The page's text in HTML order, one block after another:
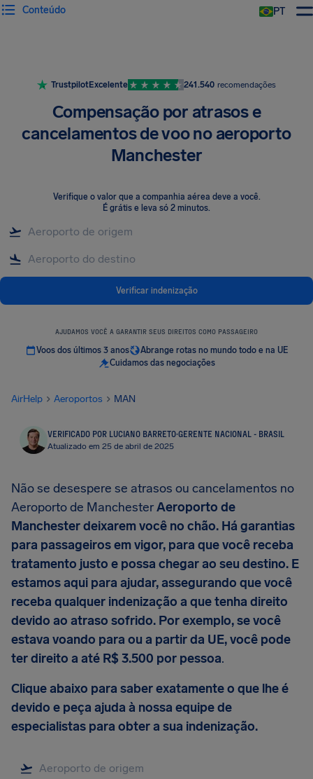
PT
Conteúdo
TrustpilotExcelente 241.540 recomendações
Compensação por atrasos e
cancelamentos de voo no aeroporto
Manchester
Verifique o valor que a companhia aérea deve a você.
É grátis e leva só 2 minutos.
Verificar indenização
AJUDAMOS VOCÊ A GARANTIR SEUS DIREITOS COMO PASSAGEIRO
Voos dos últimos 3 anos
Abrange rotas no mundo todo e na UE
Cuidamos das negociações
AirHelp Aeroportos MAN
VERIFICADO POR LUCIANO BARRETO·GERENTE NACIONAL - BRASIL
Atualizado em 25 de abril de 2025
Não se desespere se atrasos ou cancelamentos no
Aeroporto de ManchesterAeroporto de
Manchester deixarem você no chão. Há garantias
para passageiros em vigor, para que você receba
tratamento justo e possa chegar ao seu destino. E
estamos aqui para ajudar, assegurando que você
receba qualquer indenização a que tenha direito
devido ao atraso sofrido. Por exemplo, se você
estava voando para ou a partir da UE, você pode
ter direito a até R$ 3.500 por pessoa.
Clique abaixo para saber exatamente o que lhe é
devido e peça ajuda à nossa equipe de
especialistas para obter a sua indenização.